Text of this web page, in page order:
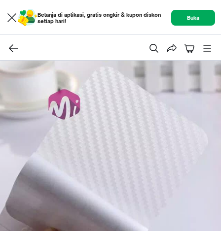
Belanja di aplikasi, gratis ongkir & kupon diskon
setiap hari!
Buka